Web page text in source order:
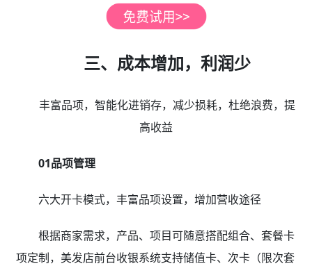
三、成本增加，利润少
丰富品项，智能化进销存，减少损耗，杜绝浪费，提
高收益
01品项管理
六大开卡模式，丰富品项设置，增加营收途径
根据商家需求，产品、项目可随意搭配组合、套餐卡
项定制，美发店前台收银系统支持储值卡、次卡（限次套